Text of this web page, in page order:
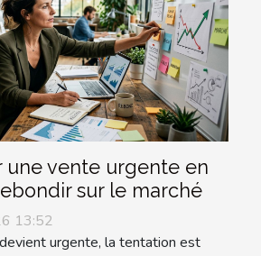
une vente urgente en
sur le marché
13:52
urgente, la tentation est